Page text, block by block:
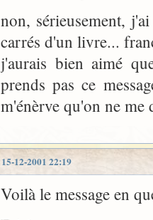
non, sérieusement,
carrés d'un livre...
j'aurais bien aimé
prends pas ce
m'énèrve qu'on ne me
15-12-2001 22:19
Voilà le message en